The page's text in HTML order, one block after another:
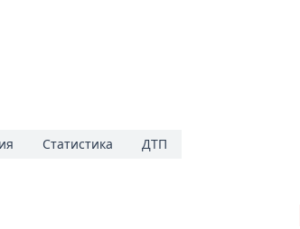
Статистика ДТП